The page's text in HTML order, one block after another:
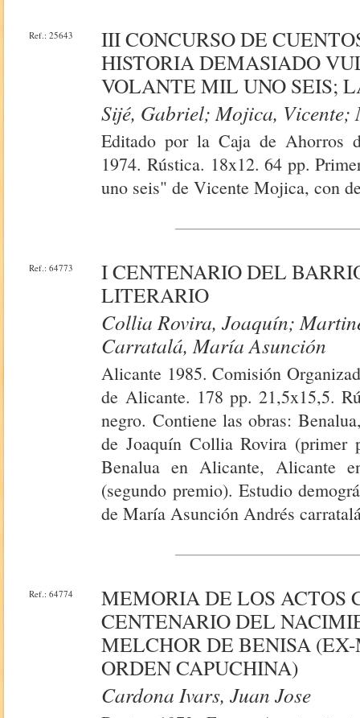
Ref.: 25643
III CONCURSO DE
HISTORIA DEMASIADO
VOLANTE MIL UNO SEIS;
Sijé, Gabriel; Mojica, Vicente;
Editado por la Caja de Ahorros
1974. Rústica. 18x12. 64 pp.
uno seis" de Vicente Mojica, con
Ref.: 64773
I CENTENARIO DEL
LITERARIO
Collia Rovira, Joaquín;
Carratalá, María Asunción
Alicante 1985. Comisión
de Alicante. 178 pp. 21,5x15,5.
negro. Contiene las obras:
de Joaquín Collia Rovira (primer
Benalua en Alicante, Alicante
(segundo premio). Estudio
de María Asunción Andrés
Ref.: 64774
MEMORIA DE LOS ACTOS
CENTENARIO DEL
MELCHOR DE BENISA
ORDEN CAPUCHINA)
Cardona Ivars, Juan Jose